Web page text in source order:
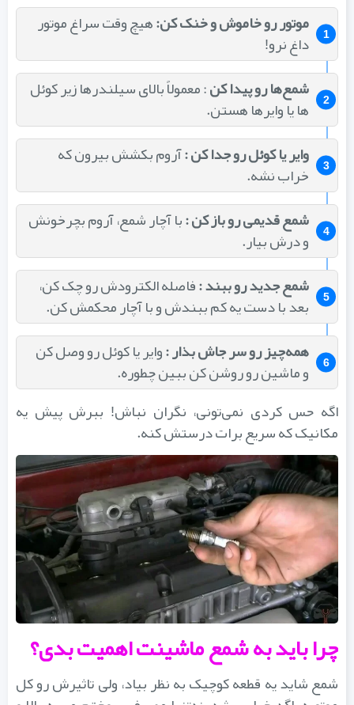
موتور رو خاموش و خنک کن:هیچ‌ وقت سراغ موتور
داغ نرو!
شمع‌ها رو پیدا کن: معمولاً بالای سیلندرها زیر کوئل‌
ها یا وایرها هستن.
وایر یا کوئل رو جدا کن :آروم بکشش بیرون که
خراب نشه.
شمع قدیمی رو باز کن :با آچار شمع، آروم بچرخونش
و درش بیار.
شمع جدید رو ببند :فاصله الکترودش رو چک کن،
بعد با دست یه کم ببندش و با آچار محکمش کن.
همه‌چیز رو سر جاش بذار :وایر یا کوئل رو وصل کن
و ماشین رو روشن کن ببین چطوره.
اگه حس کردی نمی‌تونی، نگران نباش! ببرش پیش یه
مکانیک که سریع برات درستش کنه.
چرا باید به شمع ماشینت اهمیت بدی؟
شمع شاید یه قطعه کوچیک به نظر بیاد، ولی تاثیرش رو کل